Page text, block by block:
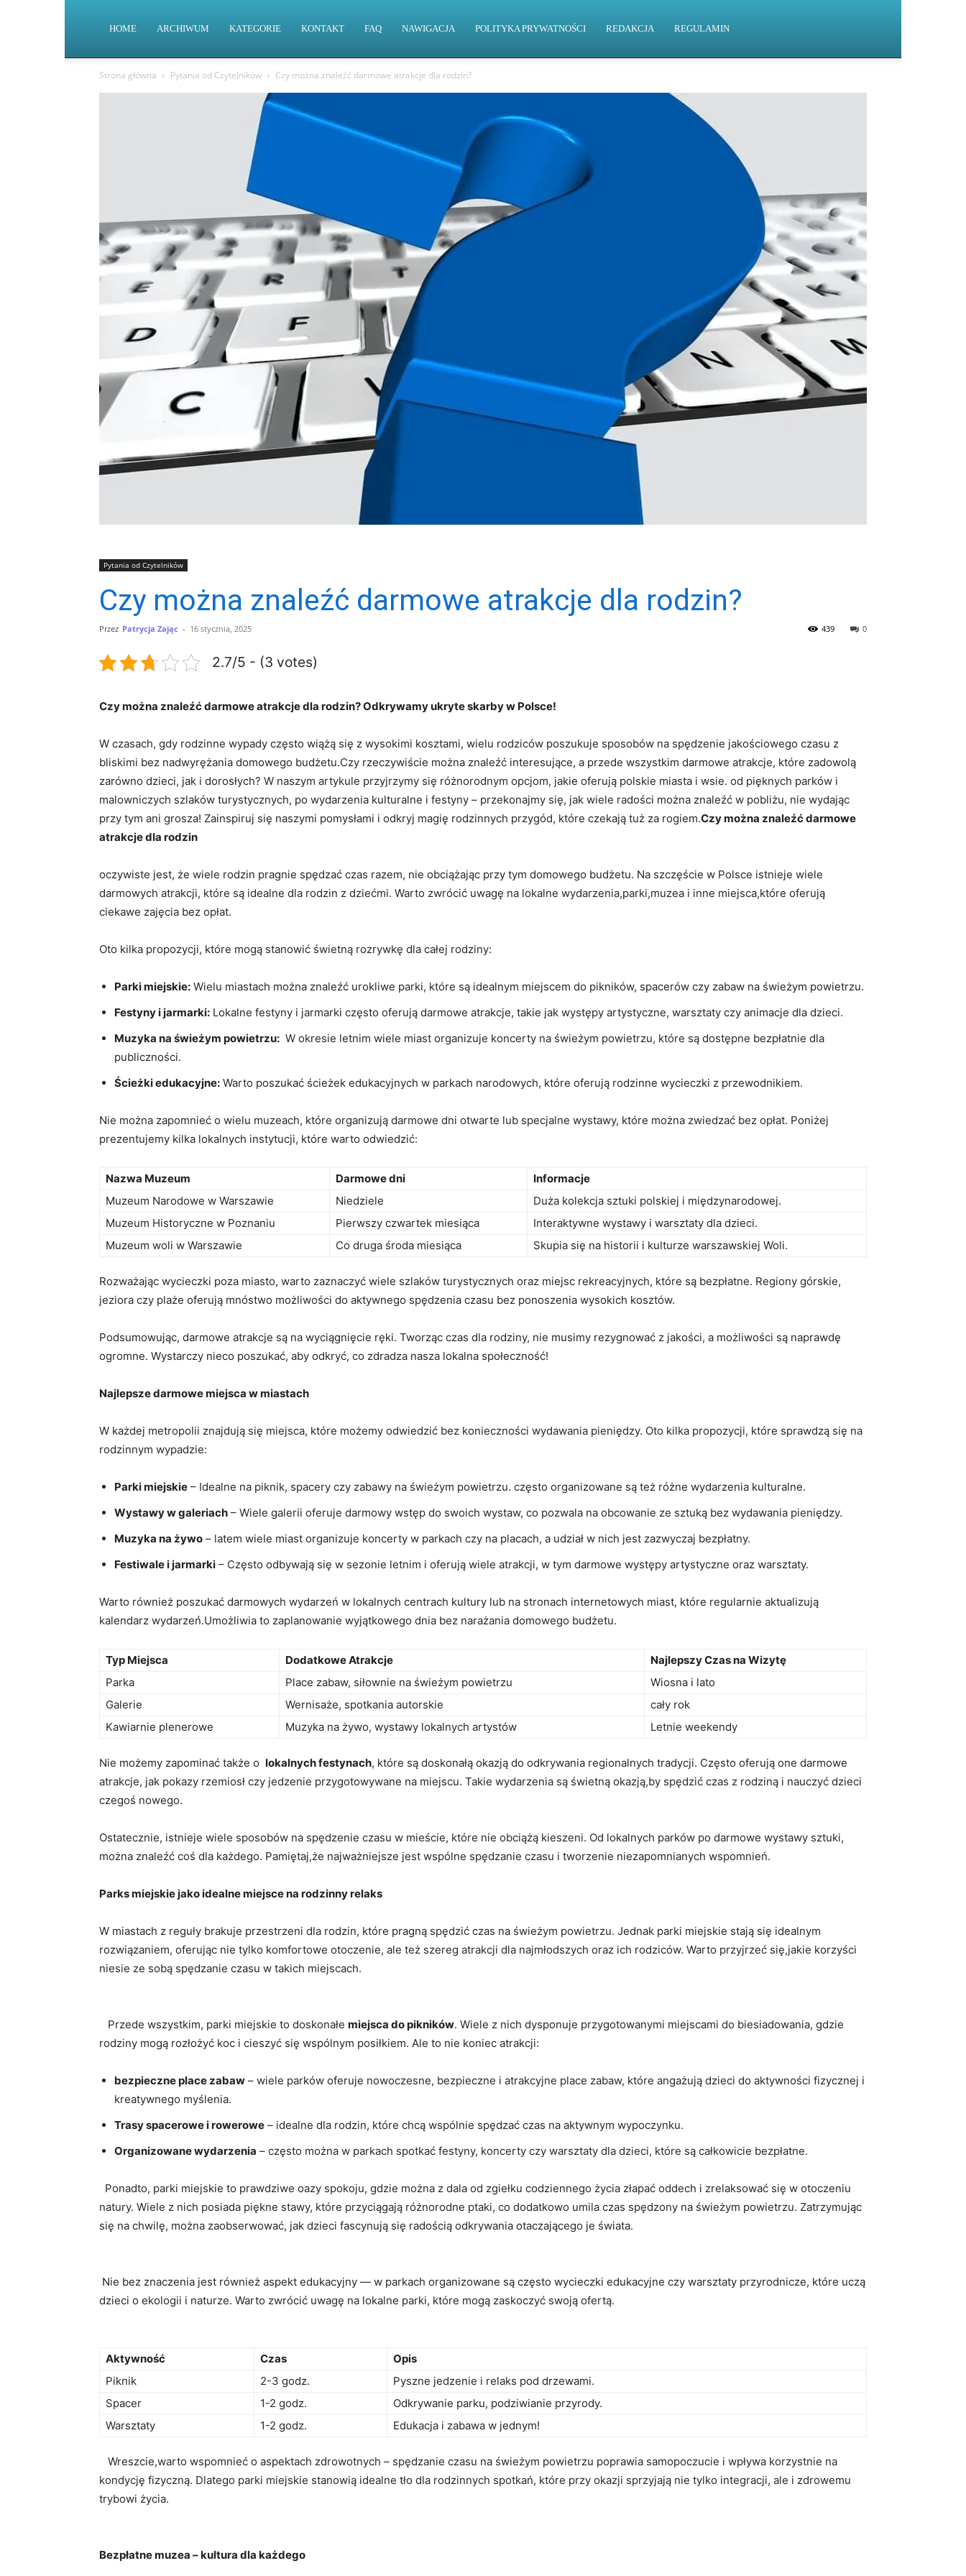
HOME ARCHIWUM KATEGORIE KONTAKT FAQ NAWIGACJA POLITYKA PRYWATNOŚCI REDAKCJA REGULAMIN
Strona główna Pytania od Czytelników Czy można znaleźć darmowe atrakcje dla rodzin?
Pytania od Czytelników
Czy można znaleźć darmowe atrakcje dla rodzin?
Przez Patrycja Zając - 16 stycznia, 2025 0
439
2.7/5 - (3 votes)
Czy można znaleźć darmowe atrakcje dla⁣ rodzin?⁤ Odkrywamy ukryte skarby w Polsce!
W czasach, gdy⁢ rodzinne wypady często wiążą się z wysokimi ⁢kosztami, wielu rodziców poszukuje sposobów na spędzenie jakościowego czasu z⁣
bliskimi bez​ nadwyrężania domowego budżetu.Czy⁢ rzeczywiście można znaleźć interesujące, a przede wszystkim⁤ darmowe atrakcje, które zadowolą
zarówno dzieci, jak i dorosłych?⁢ W ‍naszym artykule przyjrzymy się różnorodnym ‌opcjom, jakie ‌oferują polskie miasta i wsie. od pięknych parków i
malowniczych szlaków turystycznych, po wydarzenia kulturalne i festyny – ⁣przekonajmy się, jak ⁤wiele radości można ‌znaleźć w pobliżu, ⁣nie wydając
przy tym ani grosza! Zainspiruj ​się naszymi pomysłami i odkryj ‌magię rodzinnych przygód, które czekają tuż za rogiem.Czy można znaleźć darmowe
atrakcje dla rodzin
oczywiste jest, że ​wiele rodzin pragnie spędzać czas razem, nie obciążając przy tym domowego budżetu. Na szczęście w⁣ Polsce istnieje wiele
darmowych atrakcji, które są idealne‍ dla rodzin z dziećmi. Warto zwrócić uwagę na lokalne ‍wydarzenia,parki,muzea i inne miejsca,które oferują
ciekawe⁣ zajęcia bez opłat.
Oto kilka propozycji, które mogą stanowić świetną rozrywkę ‌dla całej rodziny:
Parki miejskie: Wielu ⁢miastach można‍ znaleźć urokliwe‌ parki, które są ‌idealnym miejscem ⁢do ‌pikników, spacerów czy zabaw na świeżym powietrzu.
Festyny i ⁢jarmarki: Lokalne ‍festyny i jarmarki często oferują darmowe atrakcje,​ takie jak występy artystyczne, ​warsztaty czy animacje dla ‍dzieci.
Muzyka na świeżym powietrzu: ⁣ W okresie letnim wiele miast ⁤organizuje koncerty na świeżym powietrzu, które są ⁤dostępne bezpłatnie dla
publiczności.
Ścieżki edukacyjne: Warto‍ poszukać⁢ ścieżek edukacyjnych w parkach narodowych, które oferują rodzinne wycieczki z ​przewodnikiem.
Nie ⁣można ‍zapomnieć o⁢ wielu muzeach, które organizują darmowe dni otwarte lub specjalne wystawy, które można zwiedzać bez opłat.‌ Poniżej
prezentujemy kilka ⁢lokalnych instytucji, które warto odwiedzić:
Nazwa‍ Muzeum Darmowe⁢ dni
Informacje
Muzeum Narodowe w Warszawie
Niedziele
Duża kolekcja sztuki polskiej i międzynarodowej.
Muzeum Historyczne w Poznaniu
Pierwszy czwartek miesiąca
Interaktywne wystawy⁤ i warsztaty dla dzieci.
Muzeum woli w Warszawie
Co druga‌ środa miesiąca Skupia się na ⁢historii​ i kulturze warszawskiej Woli.
Rozważając ⁣wycieczki poza miasto, warto zaznaczyć wiele szlaków turystycznych oraz miejsc rekreacyjnych, które są bezpłatne. Regiony górskie,
jeziora ‌czy plaże​ oferują mnóstwo możliwości do aktywnego spędzenia⁢ czasu bez ponoszenia wysokich kosztów.
Podsumowując, darmowe⁣ atrakcje są na wyciągnięcie ręki. Tworząc czas dla rodziny, nie musimy rezygnować z jakości, a możliwości są naprawdę
ogromne. Wystarczy ​nieco⁣ poszukać, ​aby odkryć, co zdradza nasza⁣ lokalna społeczność!
Najlepsze darmowe miejsca⁤ w miastach
W każdej metropolii znajdują się miejsca, ‍które możemy odwiedzić bez‍ konieczności ‍wydawania pieniędzy. Oto kilka ‍propozycji, które sprawdzą się na
rodzinnym wypadzie:
Parki miejskie – Idealne na piknik, spacery czy zabawy na świeżym powietrzu. często ⁤organizowane są też‍ różne wydarzenia kulturalne.
Wystawy w galeriach – Wiele galerii oferuje darmowy ‌wstęp do⁣ swoich wystaw,‌ co pozwala na obcowanie ze sztuką bez wydawania pieniędzy.
Muzyka na⁤ żywo – latem wiele miast organizuje koncerty w parkach ⁣czy na placach, a udział w nich ‍jest zazwyczaj bezpłatny.
Festiwale i jarmarki – Często odbywają się w sezonie letnim i oferują wiele atrakcji, ‍w tym darmowe występy artystyczne oraz warsztaty.
Warto również poszukać darmowych wydarzeń w‌ lokalnych centrach kultury lub na stronach internetowych miast, które regularnie aktualizują
kalendarz wydarzeń.Umożliwia to zaplanowanie wyjątkowego dnia bez narażania ⁤domowego budżetu.
Typ Miejsca Dodatkowe Atrakcje
Najlepszy Czas na Wizytę
Parka
Place​ zabaw, siłownie na świeżym ⁤powietrzu
Wiosna i lato
Galerie
Wernisaże, spotkania⁤ autorskie
cały‍ rok
Kawiarnie plenerowe
Muzyka na żywo, wystawy lokalnych artystów Letnie weekendy
Nie możemy zapominać także o ‌ lokalnych​ festynach, które są doskonałą okazją ‍do odkrywania regionalnych tradycji. Często oferują one darmowe
atrakcje, jak pokazy rzemiosł czy jedzenie przygotowywane‌ na miejscu. Takie wydarzenia są świetną ⁣okazją,by spędzić czas z rodziną i nauczyć dzieci
czegoś nowego.
Ostatecznie, istnieje wiele ‍sposobów ⁣na spędzenie⁤ czasu w mieście, które⁣ nie obciążą kieszeni. Od lokalnych parków ⁤po darmowe wystawy sztuki,
można znaleźć⁤ coś dla​ każdego. Pamiętaj,że najważniejsze jest wspólne spędzanie czasu​ i tworzenie niezapomnianych wspomnień.
Parks miejskie jako idealne miejsce na rodzinny relaks
W miastach z⁣ reguły brakuje ⁤przestrzeni dla rodzin, które pragną ⁤spędzić czas na świeżym‍ powietrzu. Jednak parki miejskie stają​ się idealnym
rozwiązaniem, oferując nie tylko komfortowe otoczenie, ale ‌też szereg⁢ atrakcji dla⁤ najmłodszych ‍oraz ich rodziców. Warto przyjrzeć się,jakie korzyści
niesie ze⁢ sobą‍ spędzanie​ czasu ⁤w takich miejscach.
⁣ ‌ ⁣ Przede‌ wszystkim, parki⁤ miejskie to doskonałe miejsca do pikników. Wiele z nich dysponuje przygotowanymi miejscami do biesiadowania, gdzie
rodziny mogą rozłożyć koc i⁣ cieszyć⁤ się wspólnym posiłkiem. Ale to nie koniec atrakcji:
bezpieczne ‌place zabaw – wiele⁤ parków oferuje nowoczesne,⁣ bezpieczne i atrakcyjne place zabaw, które angażują dzieci do aktywności fizycznej i
kreatywnego myślenia.
Trasy spacerowe i rowerowe – ​idealne ⁤dla rodzin, które chcą wspólnie spędzać⁣ czas ⁣na aktywnym wypoczynku.
Organizowane‍ wydarzenia – często⁣ można w parkach⁤ spotkać festyny,⁣ koncerty czy warsztaty dla dzieci, które są całkowicie bezpłatne.
⁢ ‌ Ponadto, parki miejskie to prawdziwe oazy⁢ spokoju, gdzie można z dala od zgiełku ⁢codziennego⁢ życia złapać oddech i zrelaksować⁤ się w otoczeniu
natury. Wiele z nich ‌posiada piękne stawy, które przyciągają różnorodne ptaki, co dodatkowo umila czas spędzony na świeżym powietrzu. Zatrzymując
się na chwilę, można zaobserwować, jak dzieci fascynują się radością odkrywania otaczającego je świata.
⁢ Nie bez znaczenia jest również aspekt edukacyjny — w parkach ‌organizowane są często wycieczki edukacyjne⁢ czy warsztaty przyrodnicze, które⁣ uczą
dzieci ‍o ekologii ⁢i naturze. Warto zwrócić uwagę na lokalne parki, które ‌mogą zaskoczyć swoją ofertą.
Aktywność Czas
Opis
Piknik
2-3 ⁤godz.
Pyszne jedzenie i relaks pod drzewami.
Spacer
1-2 godz.
Odkrywanie parku, podziwianie przyrody.
Warsztaty
1-2⁢ godz. Edukacja i zabawa w jednym!
⁢ ‌ ⁣ Wreszcie,warto wspomnieć o aspektach zdrowotnych – spędzanie czasu na ⁤świeżym powietrzu‌ poprawia samopoczucie‍ i wpływa korzystnie na
kondycję fizyczną. Dlatego parki ​miejskie stanowią idealne tło‌ dla rodzinnych spotkań, które przy okazji sprzyjają nie tylko integracji,⁤ ale i zdrowemu
trybowi życia.
Bezpłatne‌ muzea – ⁣kultura ⁤dla ⁤każdego